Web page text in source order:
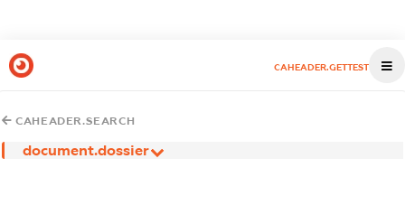
CAHEADER.GETTEST
CAHEADER.SEARCH
document.dossier